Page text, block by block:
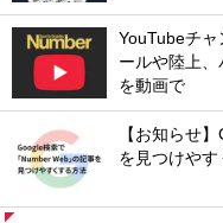
YouTubeチ
ールや陸上
を動画で
【お知らせ
を見つけや